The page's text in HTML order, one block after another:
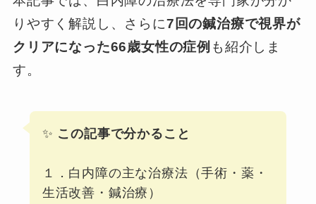
りやすく解説し、さらに7回の鍼治療で視界が
クリアになった66歳女性の症例 も紹介しま
す。
✨ この記事で分かること
１．白内障の主な治療法（手術・薬・
生活改善・鍼治療）